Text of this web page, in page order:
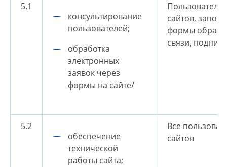
5.1
консультирование
пользователей;
обработка
электронных
заявок через
формы на сайте/
Пользователи
сайтов,
формы
связи,
5.2
обеспечение
технической
работы сайта;
Все
сайтов